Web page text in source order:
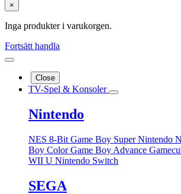
×
Inga produkter i varukorgen.
Fortsätt handla
Close
TV-Spel & Konsoler
Nintendo
NES 8-Bit Game Boy Super Nintendo
Boy ColorGame Boy Advance
WII U Nintendo Switch
SEGA